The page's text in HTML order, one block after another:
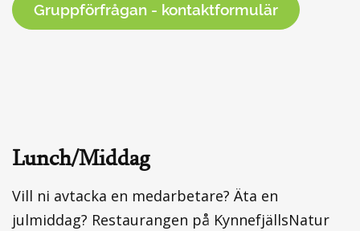
Gruppförfrågan - kontaktformulär
Lunch/Middag
Vill ni avtacka en medarbetare? Äta en
julmiddag? Restaurangen på KynnefjällsNatur